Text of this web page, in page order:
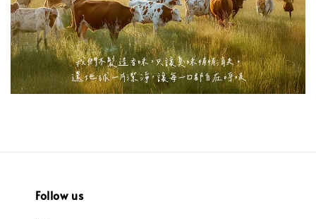
Follow us